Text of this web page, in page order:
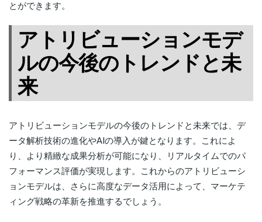
とができます。
アトリビューションモデ
ルの今後のトレンドと未
来
アトリビューションモデルの今後のトレンドと未来では、デ
ータ解析技術の進化やAIの導入が鍵となります。これによ
り、より精緻な成果分析が可能になり、リアルタイムでのパ
フォーマンス評価が実現します。これからのアトリビューシ
ョンモデルは、さらに高度なデータ活用によって、マーケテ
ィング戦略の革新を推進するでしょう。